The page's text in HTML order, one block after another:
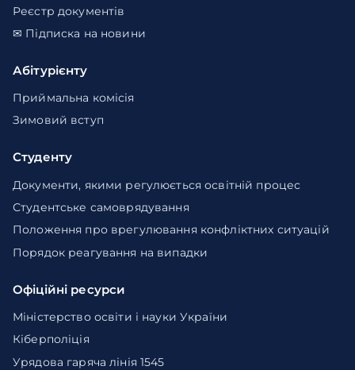
Реєстр документів
✉ Підписка на новини
Абітурієнту
Приймальна комісія
Зимовий вступ
Студенту
Документи, якими регулюється освітній процес
Студентське самоврядування
Положення про врегулювання конфліктних ситуацій
Порядок реагування на випадки
Офіційні ресурси
Міністерство освіти і науки України
Кіберполіція
Урядова гаряча лінія 1545